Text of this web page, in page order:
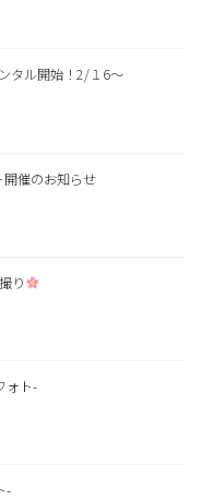
タル開始！2/１6〜
開催のお知らせ
り
ォト-
-